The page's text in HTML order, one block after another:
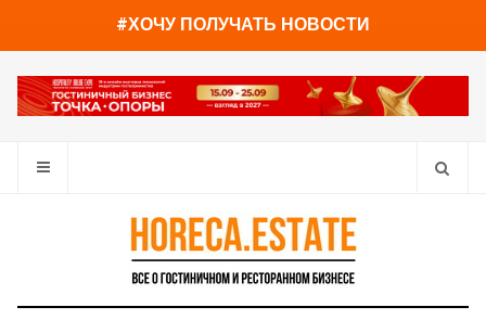
#ХОЧУ ПОЛУЧАТЬ НОВОСТИ